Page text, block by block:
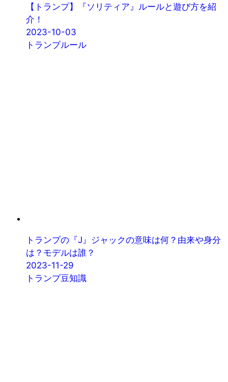
【トランプ】『ソリティア』ルールと遊び方を紹
介！
2023-10-03
トランプルール
トランプの『J』ジャックの意味は何？由来や身分
は？モデルは誰？
2023-11-29
トランプ豆知識